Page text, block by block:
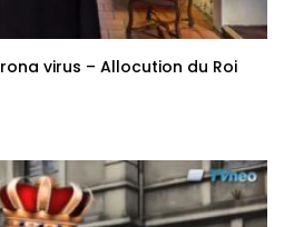
virus – Allocution du Roi